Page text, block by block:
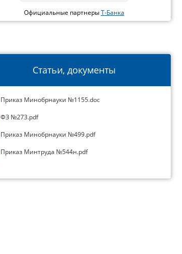
Официальные партнерыТ-Банка
Статьи, документы
Приказ Минобрнауки №1155.doc
ФЗ №273.pdf
Приказ Минобрнауки №499.pdf
Приказ Минтруда №544н.pdf